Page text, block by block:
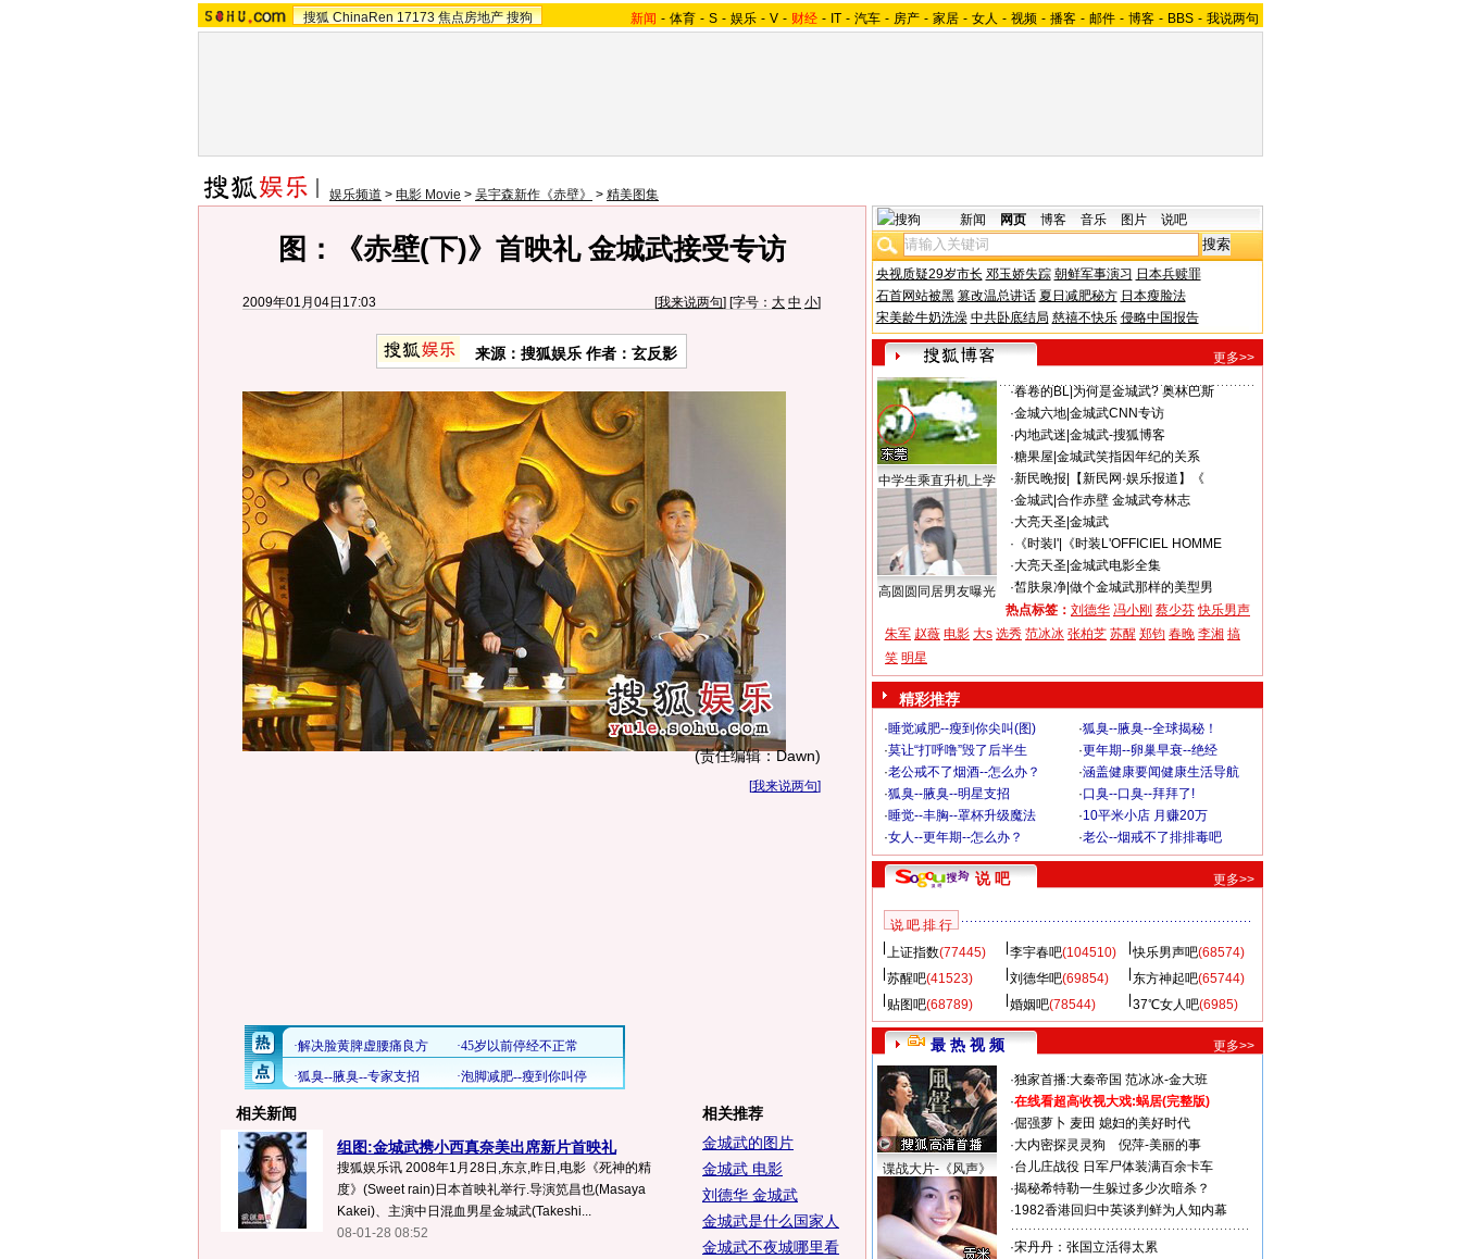
搜狐 ChinaRen 17173 焦点房地产 搜狗 新闻 - 体育 - S - 娱乐 - V - 财经 - IT - 汽车 - 房产 - 家居 - 女人 - 视频 - 播客 - 邮件 - 博客 - BBS - 我说两句
娱乐频道 > 电影 Movie > 吴宇森新作《赤壁》 > 精美图集
图：《赤壁(下)》首映礼 金城武接受专访
2009年01月04日17:03 [我来说两句] [字号： 大 中 小]
来源：搜狐娱乐 作者：玄反影
(责任编辑：Dawn)
[我来说两句]
相关新闻
组图:金城武携小西真奈美出席新片首映礼
搜狐娱乐讯 2008年1月28日,东京,昨日,电影《死神的精
度》(Sweet rain)日本首映礼举行.导演笕昌也(Masaya
Kakei)、主演中日混血男星金城武(Takeshi...
08-01-28 08:52
相关推荐
金城武的图片
金城武 电影
刘德华 金城武
金城武是什么国家人
金城武不夜城哪里看
新闻 网页 博客 音乐 图片 说吧
央视质疑29岁市长 邓玉娇失踪 朝鲜军事演习 日本兵赎罪
石首网站被黑 篡改温总讲话 夏日减肥秘方 日本瘦脸法
宋美龄牛奶洗澡 中共卧底结局 慈禧不快乐 侵略中国报告
更多>>
中学生乘直升机上学
高圆圆同居男友曝光
·春卷的BL| 为何是金城武? 奥林巴斯
·金城六地| 金城武CNN专访
·内地武迷 金城武-搜狐博客
·糖果屋 金城武笑指因年纪的关系
·新民晚报
【新民网·娱乐报道】《
·金城武| 合作赤壁 金城武夸林志
·大亮天圣 金城武
· 《时装l'|
《时装L'OFFICIEL HOMME
·大亮天圣 金城武电影全集
·皙肤泉净| 做个金城武那样的美型男
热点标签： 刘德华 冯小刚 蔡少芬 快乐男声
朱军 赵薇 电影 大s 选秀 范冰冰 张柏芝 苏醒 郑钧 春晚 李湘 搞
笑 明星
精彩推荐
·睡觉减肥--瘦到你尖叫(图) ·狐臭--腋臭--全球揭秘！
·莫让“打呼噜”毁了后半生 ·更年期--卵巢早衰--绝经
·老公戒不了烟酒--怎么办？ ·涵盖健康要闻健康生活导航
·狐臭--腋臭--明星支招 ·口臭--口臭--拜拜了!
·睡觉--丰胸--罩杯升级魔法 ·10平米小店 月赚20万
·女人--更年期--怎么办？ ·老公--烟戒不了排排毒吧
说 吧 更多>>
说 吧 排 行
上证指数(77445) 李宇春吧(104510) 快乐男声吧(68574)
苏醒吧(41523) 刘德华吧(69854) 东方神起吧(65744)
贴图吧(68789) 婚姻吧(78544) 37℃女人吧(6985)
最 热 视 频 更多>>
谍战大片-《风声》
·独家首播:大秦帝国 范冰冰-金大班
·在线看超高收视大戏:蜗居(完整版)
·倔强萝卜 麦田 媳妇的美好时代
·大内密探灵灵狗
倪萍-美丽的事
·台儿庄战役 日军尸体装满百余卡车
·揭秘希特勒一生躲过多少次暗杀？
·1982香港回归中英谈判鲜为人知内幕
·宋丹丹：张国立活得太累